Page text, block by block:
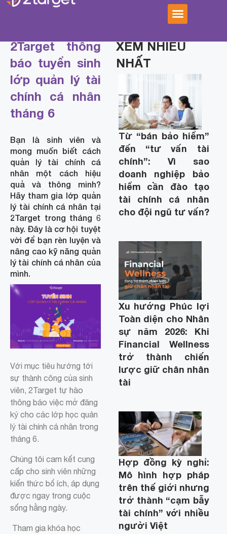
2Target thông
báo tuyển sinh
lớp quản lý tài
chính cá nhân
tháng 6
Bạn là sinh viên và
mong muốn biết cách
quản lý tài chính cá
nhân một cách hiệu
quả và thông minh?
Hãy tham gia lớp quản
lý tài chính cá nhân tại
2Target trong tháng 6
này. Đây là cơ hội tuyệt
vời để bạn rèn luyện và
nâng cao kỹ năng quản
lý tài chính cá nhân của
mình.
Với mục tiêu hướng tới
sự thành công của sinh
viên, 2Target tự hào
thông báo việc mở đăng
ký cho các lớp học quản
lý tài chính cá nhân trong
tháng 6.
Chúng tôi cam kết cung
cấp cho sinh viên những
kiến thức bổ ích, áp dụng
được ngay trong cuộc
sống hằng ngày.
Tham gia khóa học
XEM NHIỀU
NHẤT
Từ “bán bảo hiểm”
đến “tư vấn tài
chính”: Vì sao
doanh nghiệp bảo
hiểm cần đào tạo
tài chính cá nhân
cho đội ngũ tư vấn?
Xu hướng Phúc lợi
Toàn diện cho Nhân
sự năm 2026: Khi
Financial Wellness
trở thành chiến
lược giữ chân nhân
tài
Hợp đồng kỳ nghỉ:
Mô hình hợp pháp
trên thế giới nhưng
trở thành “cạm bẫy
tài chính” với nhiều
người Việt